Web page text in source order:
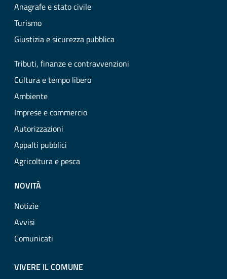
Anagrafe e stato civile
Turismo
Giustizia e sicurezza pubblica
Tributi, finanze e contravvenzioni
Cultura e tempo libero
Ambiente
Imprese e commercio
Autorizzazioni
Appalti pubblici
Agricoltura e pesca
NOVITÀ
Notizie
Avvisi
Comunicati
VIVERE IL COMUNE